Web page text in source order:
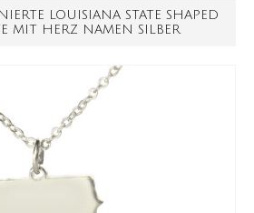
LOUISIANA STATE SHAPED
MIT HERZ NAMEN SILBER